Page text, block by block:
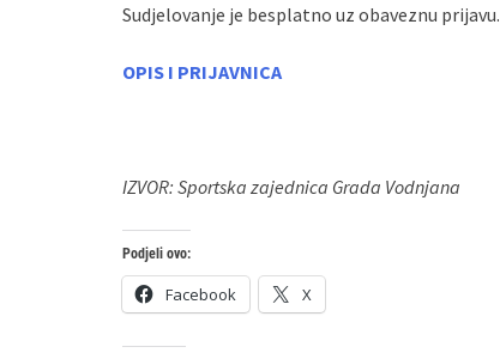
Sudjelovanje je besplatno uz obaveznu prijavu.
OPIS I PRIJAVNICA
IZVOR: Sportska zajednica Grada Vodnjana
Podjeli ovo:
Facebook X